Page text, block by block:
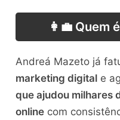
👩‍💼 Quem
Andreá Mazeto já
marketing digitale
que ajudou milhares
onlinecom